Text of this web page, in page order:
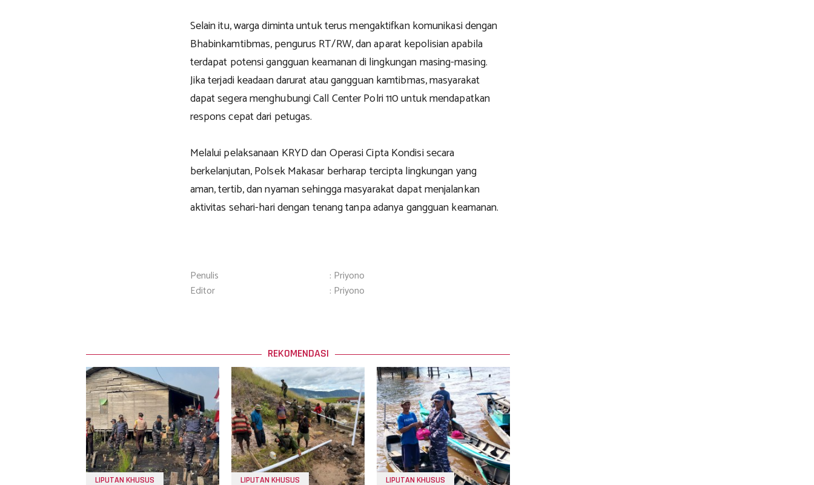
Selain itu, warga diminta untuk terus mengaktifkan komunikasi dengan
Bhabinkamtibmas, pengurus RT/RW, dan aparat kepolisian apabila
terdapat potensi gangguan keamanan di lingkungan masing-masing.
Jika terjadi keadaan darurat atau gangguan kamtibmas, masyarakat
dapat segera menghubungi Call Center Polri 110 untuk mendapatkan
respons cepat dari petugas.
Melalui pelaksanaan KRYD dan Operasi Cipta Kondisi secara
berkelanjutan, Polsek Makasar berharap tercipta lingkungan yang
aman, tertib, dan nyaman sehingga masyarakat dapat menjalankan
aktivitas sehari-hari dengan tenang tanpa adanya gangguan keamanan.
Penulis
: Priyono
Editor
: Priyono
REKOMENDASI
LIPUTAN KHUSUS LIPUTAN KHUSUS LIPUTAN KHUSUS